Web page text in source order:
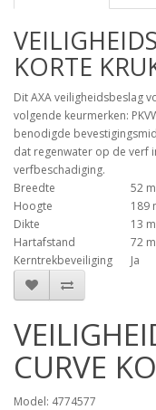
KORTE
Dit AXA veiligheidsbeslag
volgende keurmerken:
benodigde
dat regenwater op de verf
verfbeschadiging.
Breedte
52
Hoogte
189
Dikte
13
Hartafstand
72
Kerntrekbeveiliging
Ja
CURVE
Model: 4774577